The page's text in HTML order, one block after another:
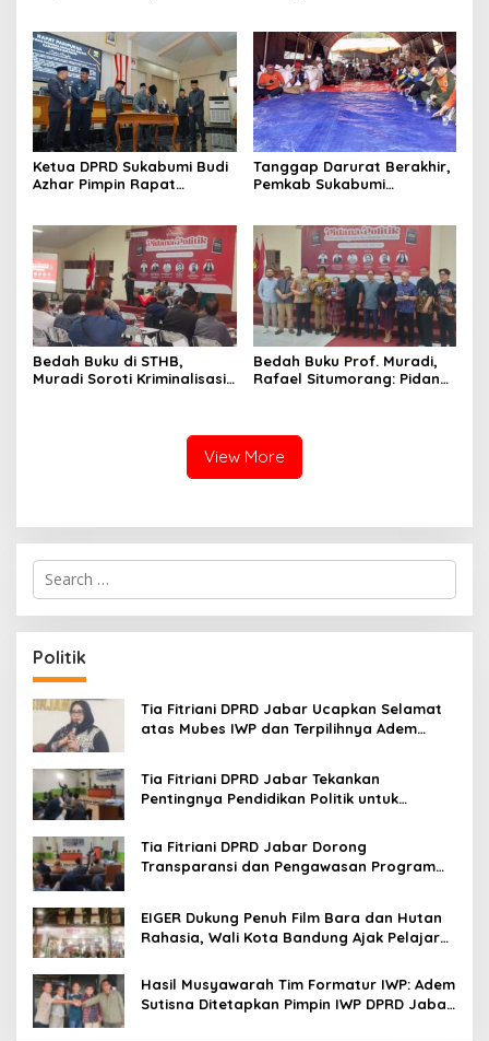
Disabilitas
Cirebon
Ketua DPRD Sukabumi Budi
Azhar Pimpin Rapat
Tanggap Darurat Berakhir,
Pemkab Sukabumi
Bedah Buku di STHB,
Muradi Soroti Kriminalisasi
Bedah Buku Prof. Muradi,
Rafael Situmorang: Pidana
View More
S
r
c
h
f
o
:
Politik
Tia Fitriani DPRD Jabar Ucapkan Selamat
atas Mubes IWP dan Terpilihnya Adem
Tia Fitriani DPRD Jabar Tekankan
Pentingnya Pendidikan Politik untuk
Bandung
Tia Fitriani DPRD Jabar Dorong
Transparansi dan Pengawasan Program
EIGER Dukung Penuh Film Bara dan Hutan
Rahasia, Wali Kota Bandung Ajak Pelajar
Hasil Musyawarah Tim Formatur IWP: Adem
Sutisna Ditetapkan Pimpin IWP DPRD Jabar